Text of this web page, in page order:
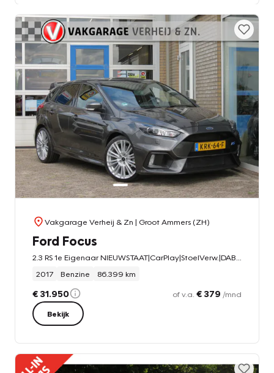
Vakgarage Verheij & Zn | Groot Ammers (ZH)
Ford Focus
2017
Benzine 86.399 km
€ 31.950 of v.a. € 379 /mnd
Bekijk